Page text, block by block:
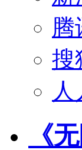
腾
搜
人
《